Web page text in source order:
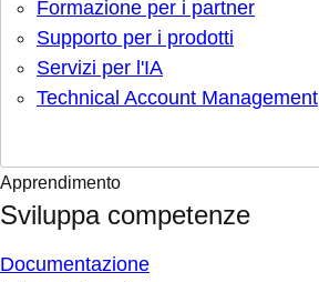
Formazione per i partner
Supporto per i prodotti
Servizi per l'IA
Technical Account Management
Apprendimento
Sviluppa competenze
Documentazione